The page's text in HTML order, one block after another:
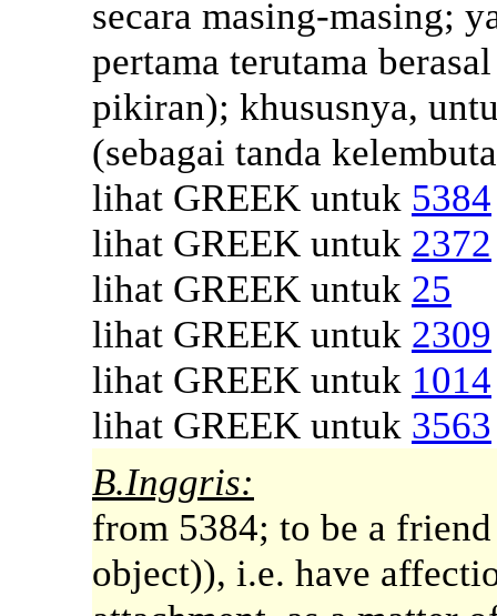
secara masing-masing;
pertama terutama
pikiran); khususnya,
(sebagai tanda
lihat GREEK untuk 5384
lihat GREEK untuk 2372
lihat GREEK untuk 25
lihat GREEK untuk 2309
lihat GREEK untuk 1014
lihat GREEK untuk 3563
B.Inggris:
from 5384; to be a
object)), i.e. have